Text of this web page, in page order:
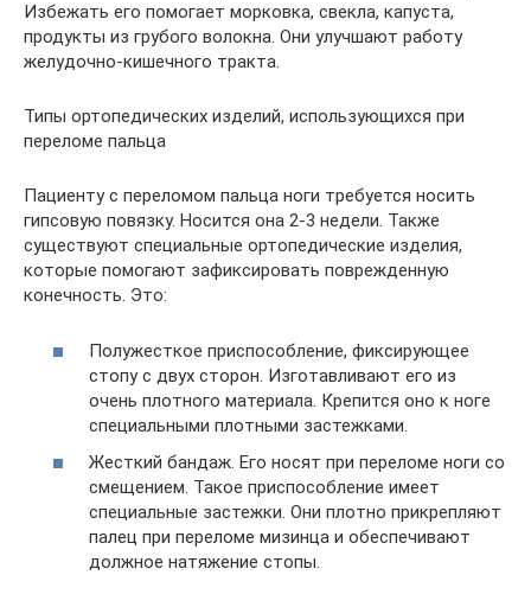
Избежать его помогает морковка, свекла, капуста,
продукты из грубого волокна. Они улучшают работу
желудочно-кишечного тракта.
Типы ортопедических изделий, использующихся при
переломе пальца
Пациенту с переломом пальца ноги требуется носить
гипсовую повязку. Носится она 2-3 недели. Также
существуют специальные ортопедические изделия,
которые помогают зафиксировать поврежденную
конечность. Это:
Полужесткое приспособление, фиксирующее
стопу с двух сторон. Изготавливают его из
очень плотного материала. Крепится оно к ноге
специальными плотными застежками.
Жесткий бандаж. Его носят при переломе ноги со
смещением. Такое приспособление имеет
специальные застежки. Они плотно прикрепляют
палец при переломе мизинца и обеспечивают
должное натяжение стопы.